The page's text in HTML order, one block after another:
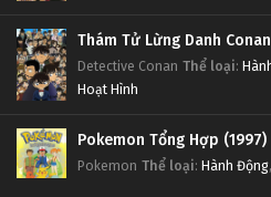
Thám Tử Lừng Danh
Detective Conan Thể loại:
Hoạt Hình
Pokemon Tổng Hợp (1997)
Pokemon Thể loại: Hành Động,